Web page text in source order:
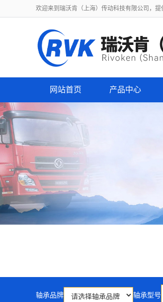
欢迎来到瑞沃肯（上海）传动科技有限公司，
网站首页 产品中心
轴承品牌 轴承型号